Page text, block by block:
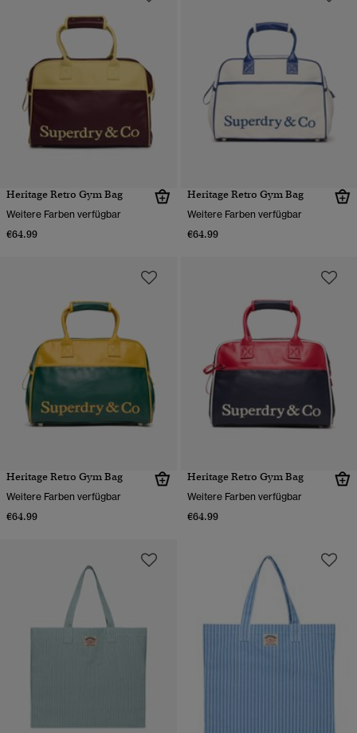
Heritage Retro Gym Bag
Weitere Farben verfügbar
€64.99
Heritage Retro Gym Bag
Weitere Farben verfügbar
€64.99
Heritage Retro Gym Bag
Weitere Farben verfügbar
€64.99
Heritage Retro Gym Bag
Weitere Farben verfügbar
€64.99